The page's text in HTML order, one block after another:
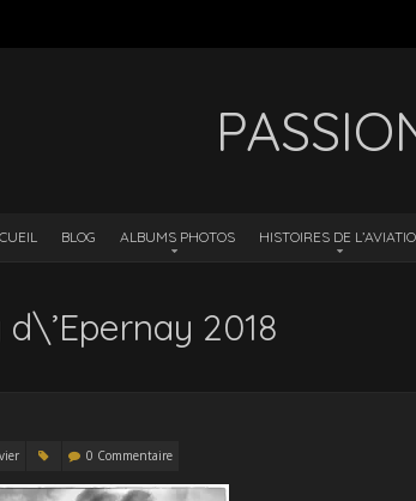
BLOG ALBUMS PHOTOS HISTOIRES DE
2018
0 Commentaire